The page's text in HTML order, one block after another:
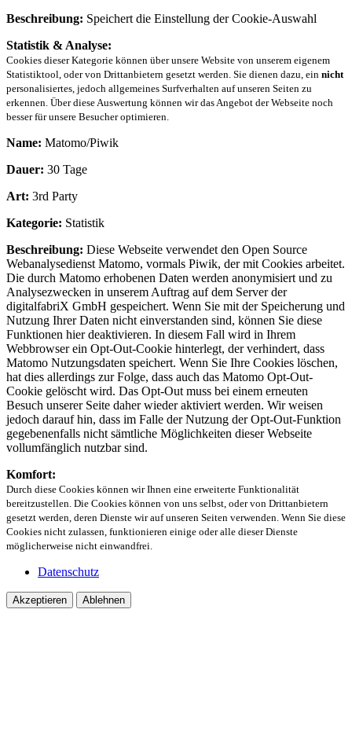
Beschreibung: Speichert die Einstellung der Cookie-Auswahl
Statistik & Analyse:
Cookies dieser Kategorie können über unsere Website von unserem eigenem
Statistiktool, oder von Drittanbietern gesetzt werden. Sie dienen dazu, ein nicht
personalisiertes, jedoch allgemeines Surfverhalten auf unseren Seiten zu
erkennen. Über diese Auswertung können wir das Angebot der Webseite noch
besser für unsere Besucher optimieren.
Name: Matomo/Piwik
Dauer: 30 Tage
Art: 3rd Party
Kategorie: Statistik
Beschreibung: Diese Webseite verwendet den Open Source
Webanalysedienst Matomo, vormals Piwik, der mit Cookies arbeitet.
Die durch Matomo erhobenen Daten werden anonymisiert und zu
Analysezwecken in unserem Auftrag auf dem Server der
digitalfabriX GmbH gespeichert. Wenn Sie mit der Speicherung und
Nutzung Ihrer Daten nicht einverstanden sind, können Sie diese
Funktionen hier deaktivieren. In diesem Fall wird in Ihrem
Webbrowser ein Opt-Out-Cookie hinterlegt, der verhindert, dass
Matomo Nutzungsdaten speichert. Wenn Sie Ihre Cookies löschen,
hat dies allerdings zur Folge, dass auch das Matomo Opt-Out-
Cookie gelöscht wird. Das Opt-Out muss bei einem erneuten
Besuch unserer Seite daher wieder aktiviert werden. Wir weisen
jedoch darauf hin, dass im Falle der Nutzung der Opt-Out-Funktion
gegebenenfalls nicht sämtliche Möglichkeiten dieser Webseite
vollumfänglich nutzbar sind.
Komfort:
Durch diese Cookies können wir Ihnen eine erweiterte Funktionalität
bereitzustellen. Die Cookies können von uns selbst, oder von Drittanbietern
gesetzt werden, deren Dienste wir auf unseren Seiten verwenden. Wenn Sie diese
Cookies nicht zulassen, funktionieren einige oder alle dieser Dienste
möglicherweise nicht einwandfrei.
Datenschutz
Akzeptieren Ablehnen